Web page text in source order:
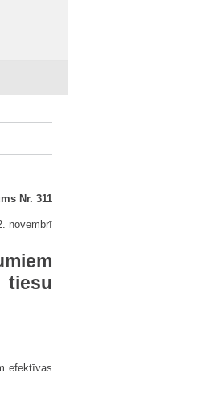
Nr. 311
novembrī
efektīvas